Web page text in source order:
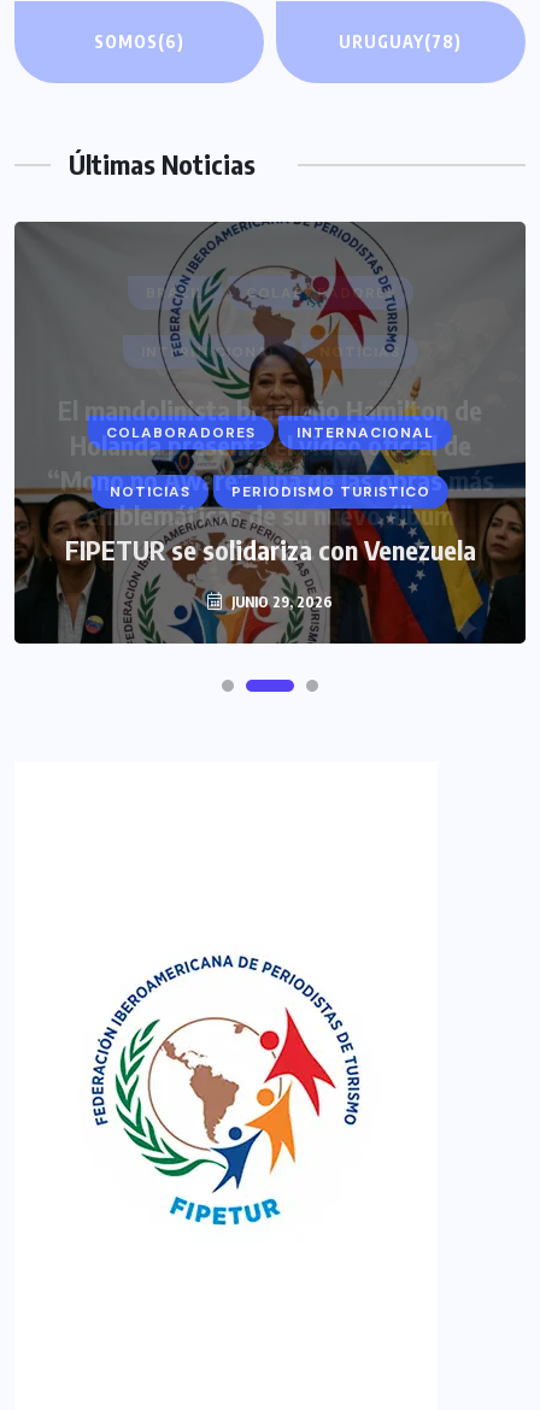
SOMOS(6) URUGUAY(78)
Últimas Noticias
COLABORADORES INTERNACIONAL
NOTICIAS PERIODISMO TURISTICO
FIPETUR se solidariza con Venezuela
JUNIO 29, 2026